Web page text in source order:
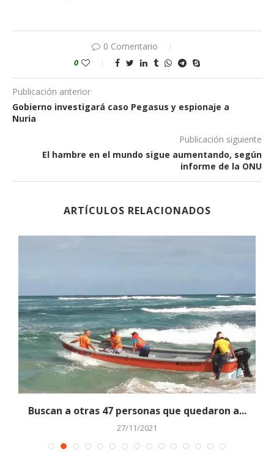
0 Comentario
0
Publicación anterior
Gobierno investigará caso Pegasus y espionaje a
Nuria
Publicación siguiente
El hambre en el mundo sigue aumentando, según
informe de la ONU
ARTÍCULOS RELACIONADOS
Buscan a otras 47 personas que quedaron a...
27/11/2021